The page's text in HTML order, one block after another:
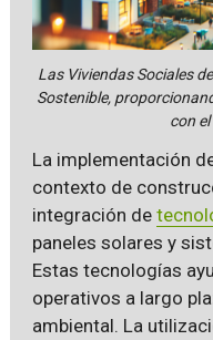
Las Viviendas Sociales
Sostenible,
con
La implementación
contexto de
integración de
paneles solares y
Estas tecnologías
operativos a largo
ambiental. La